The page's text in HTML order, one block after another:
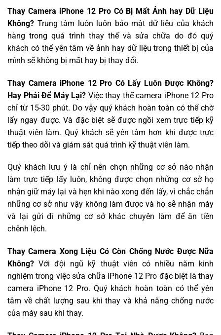
Thay Camera iPhone 12 Pro Có Bị Mất Ảnh hay Dữ Liệu
Không? Trung tâm luôn luôn bảo mật dữ liệu của khách
hàng trong quá trình thay thế và sửa chữa do đó quý
khách có thể yên tâm về ảnh hay dữ liệu trong thiết bị của
mình sẽ không bị mất hay bị thay đổi.
Thay Camera iPhone 12 Pro Có Lấy Luôn Được Không?
Hay Phải Để Máy Lại? Việc thay thế camera iPhone 12 Pro
chỉ từ 15-30 phút. Do vậy quý khách hoàn toàn có thể chờ
lấy ngay được. Và đặc biệt sẽ được ngồi xem trực tiếp kỹ
thuật viên làm. Quý khách sẽ yên tâm hơn khi được trực
tiếp theo dõi và giám sát quá trình kỹ thuật viên làm.
Quý khách lưu ý là chỉ nên chọn những cơ sở nào nhận
làm trực tiếp lấy luôn, không được chọn những cơ sở họ
nhận giữ máy lại và hẹn khi nào xong đến lấy, vì chắc chắn
những cơ sở như vậy không làm được và họ sẽ nhận máy
và lại gửi đi những cơ sở khác chuyên làm để ăn tiền
chênh lệch.
Thay Camera Xong Liệu Có Còn Chống Nước Được Nữa
Không? Với đội ngũ kỹ thuật viên có nhiều năm kinh
nghiệm trong việc sửa chữa iPhone 12 Pro đặc biệt là thay
camera iPhone 12 Pro. Quý khách hoàn toàn có thể yên
tâm về chất lượng sau khi thay và khả năng chống nước
của máy sau khi thay.